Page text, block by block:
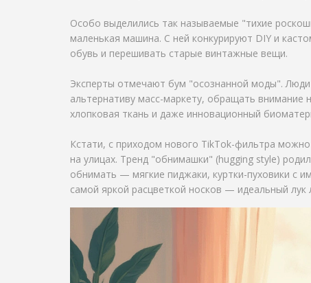
Особо выделились так называемые "тихие
маленькая машина. С ней конкурируют DIY и
обувь и перешивать старые винтажные вещи.
Эксперты отмечают бум "осознанной моды". Люди
альтернативу масс-маркету, обращать
хлопковая ткань и даже инновационный
Кстати, с приходом нового TikTok-фильтра
на улицах. Тренд "обнимашки" (hugging style)
обнимать — мягкие пиджаки, куртки-пуховики с
самой яркой расцветкой носков — идеальный лук